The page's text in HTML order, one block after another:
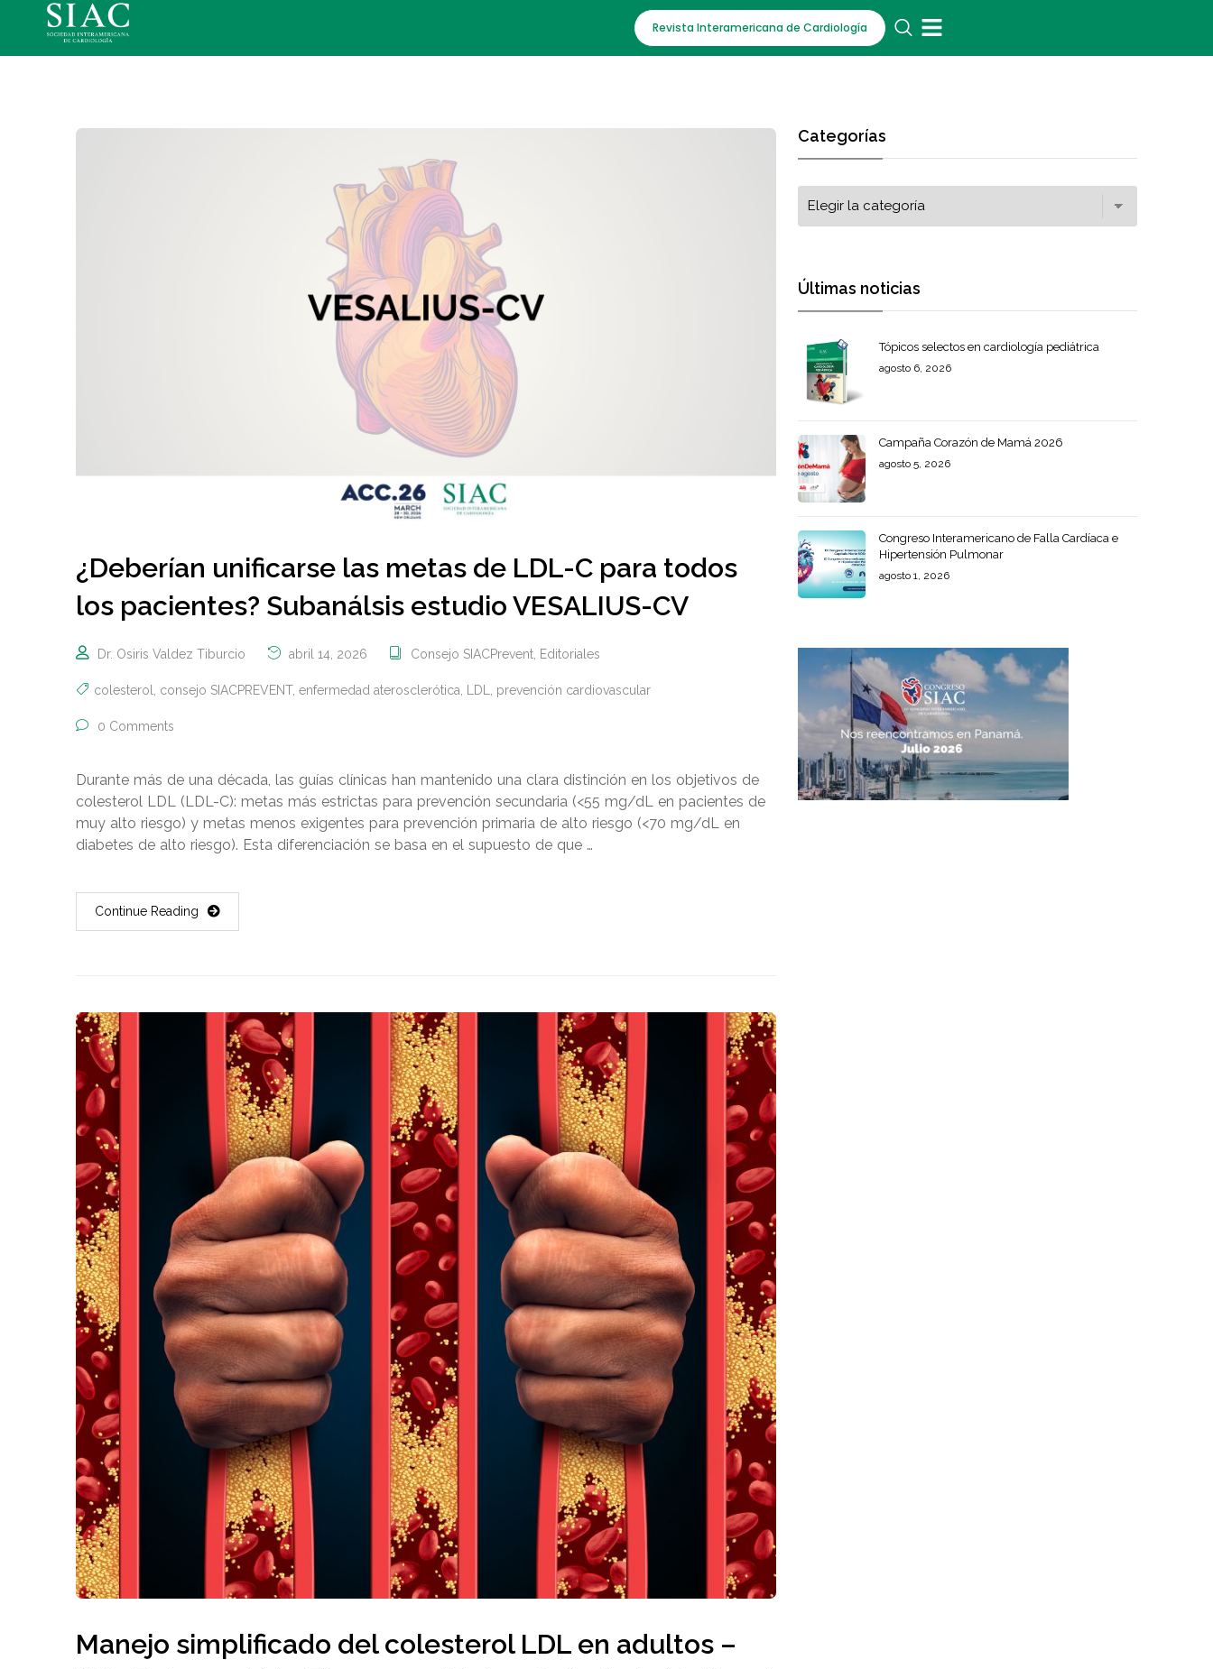
Revista Interamericana de Cardiología
¿Deberían unificarse las metas de LDL-C para todos
los pacientes? Subanálsis estudio VESALIUS-CV
Dr. Osiris Valdez Tiburcio abril 14, 2026 Consejo SIACPrevent Editoriales
colesterol consejo SIACPREVENT, enfermedad aterosclerótica LDL prevención cardiovascular
0 Comments
Durante más de una década, las guías clínicas han mantenido una clara distinción en los objetivos de
colesterol LDL (LDL-C): metas más estrictas para prevención secundaria (<55 mg/dL en pacientes de
muy alto riesgo) y metas menos exigentes para prevención primaria de alto riesgo (<70 mg/dL en
diabetes de alto riesgo). Esta diferenciación se basa en el supuesto de que …
Continue Reading
Manejo simplificado del colesterol LDL en adultos –
Categorías
Últimas noticias
Tópicos selectos en cardiología pediátrica
agosto 6, 2026
Campaña Corazón de Mamá 2026
agosto 5, 2026
Congreso Interamericano de Falla Cardíaca e
Hipertensión Pulmonar
agosto 1, 2026